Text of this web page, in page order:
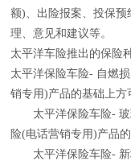
额)、出险报案、投保
理、意见和建议等。
太平洋车险推出的保险
太平洋保险车险- 自燃
销专用)产品的基础上方
太平洋保险车险- 玻
险(电话营销专用)产品
太平洋保险车险- 新